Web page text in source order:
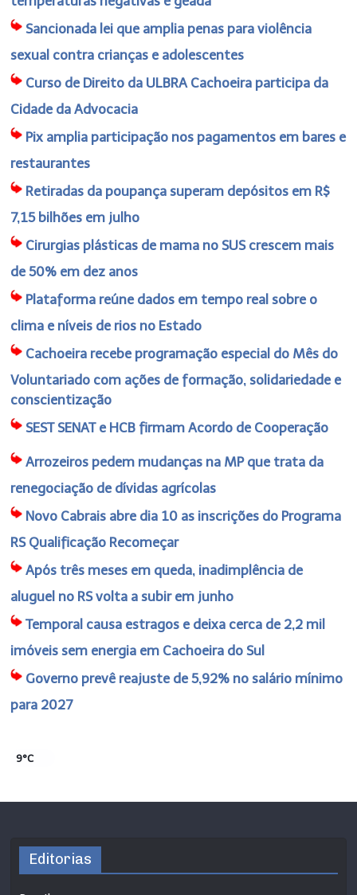
Sancionada lei que amplia penas para violência
sexual contra crianças e adolescentes
Curso de Direito da ULBRA Cachoeira participa da
Cidade da Advocacia
Pix amplia participação nos pagamentos em bares e
restaurantes
Retiradas da poupança superam depósitos em R$
7,15 bilhões em julho
Cirurgias plásticas de mama no SUS crescem mais
de 50% em dez anos
Plataforma reúne dados em tempo real sobre o
clima e níveis de rios no Estado
Cachoeira recebe programação especial do Mês do
Voluntariado com ações de formação, solidariedade e
conscientização
SEST SENAT e HCB firmam Acordo de Cooperação
Arrozeiros pedem mudanças na MP que trata da
renegociação de dívidas agrícolas
Novo Cabrais abre dia 10 as inscrições do Programa
RS Qualificação Recomeçar
Após três meses em queda, inadimplência de
aluguel no RS volta a subir em junho
Temporal causa estragos e deixa cerca de 2,2 mil
imóveis sem energia em Cachoeira do Sul
Governo prevê reajuste de 5,92% no salário mínimo
para 2027
9°C
Editorias